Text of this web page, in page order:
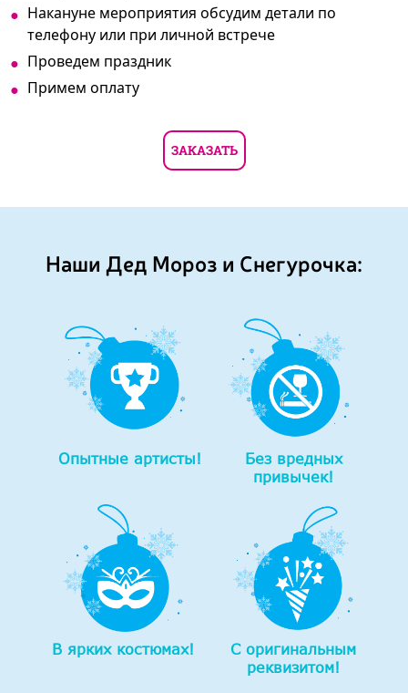
Накануне мероприятия обсудим детали по
телефону или при личной встрече
Проведем праздник
Примем оплату
ЗАКАЗАТЬ
Наши Дед Мороз и Снегурочка:
Опытные артисты!
Без вредных
привычек!
В ярких костюмах!
С оригинальным
реквизитом!